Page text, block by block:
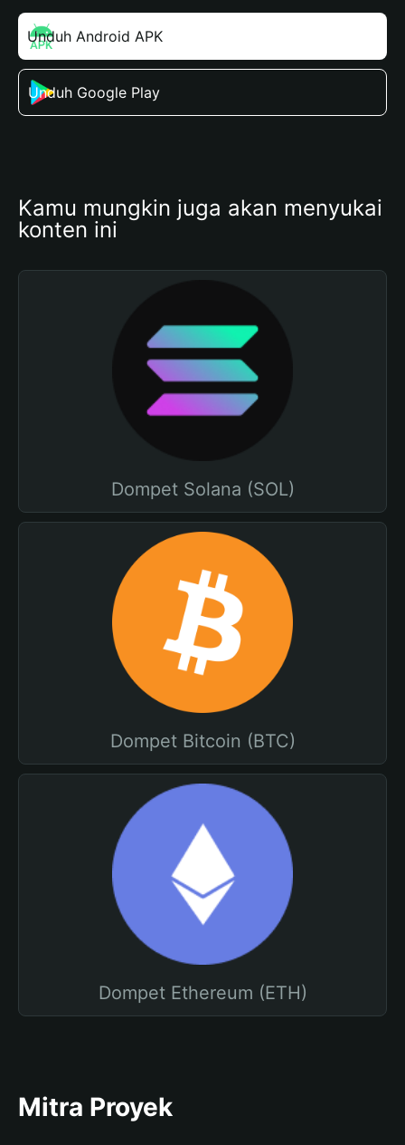
Unduh Android APK
Unduh Google Play
Kamu mungkin juga akan menyukai
konten ini
Dompet Solana (SOL)
Dompet Bitcoin (BTC)
Dompet Ethereum (ETH)
Mitra Proyek